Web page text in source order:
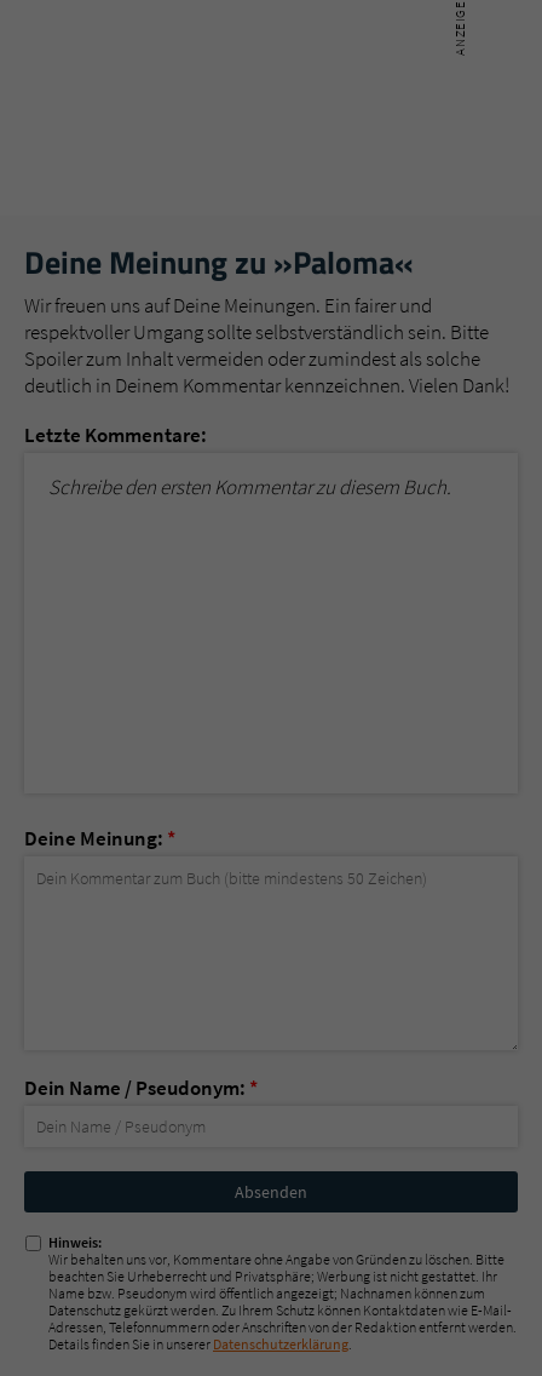
Deine Meinung zu »Paloma«
Wir freuen uns auf Deine Meinungen. Ein fairer und
respektvoller Umgang sollte selbstverständlich sein. Bitte
Spoiler zum Inhalt vermeiden oder zumindest als solche
deutlich in Deinem Kommentar kennzeichnen. Vielen Dank!
Letzte Kommentare:
Schreibe den ersten Kommentar zu diesem Buch.
Deine Meinung: *
Dein Name / Pseudonym: *
Nicht
ausfüllen!
Hinweis:
Wir behalten uns vor, Kommentare ohne Angabe von Gründen zu löschen. Bitte
beachten Sie Urheberrecht und Privatsphäre; Werbung ist nicht gestattet. Ihr
Name bzw. Pseudonym wird öffentlich angezeigt; Nachnamen können zum
Datenschutz gekürzt werden. Zu Ihrem Schutz können Kontaktdaten wie E-Mail-
Adressen, Telefonnummern oder Anschriften von der Redaktion entfernt werden.
Details finden Sie in unserer Datenschutzerklärung.